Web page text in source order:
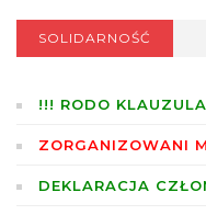
SOLIDARNOŚĆ
!!! RODO
ZORGANIZOWANI
DEKLARACJA